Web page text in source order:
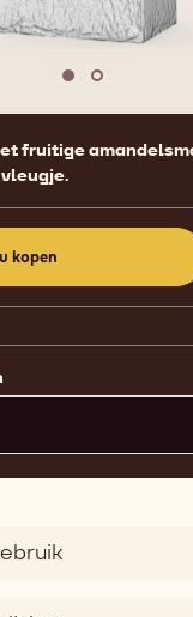
Move to slide 1
Move to
fruitige
kopen
a
window)